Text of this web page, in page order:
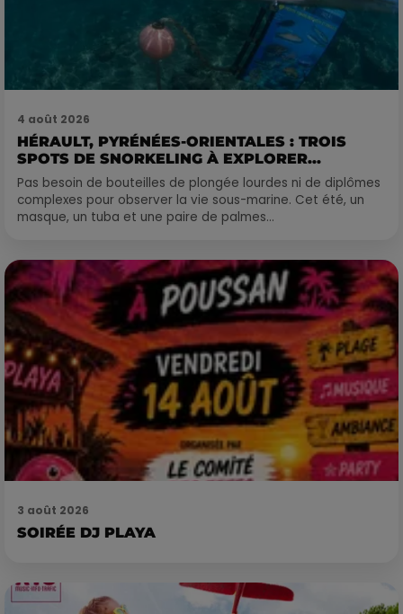
4 août 2026
HÉRAULT, PYRÉNÉES-ORIENTALES : TROIS
SPOTS DE SNORKELING À EXPLORER...
Pas besoin de bouteilles de plongée lourdes ni de diplômes
complexes pour observer la vie sous-marine. Cet été, un
masque, un tuba et une paire de palmes...
3 août 2026
SOIRÉE DJ PLAYA